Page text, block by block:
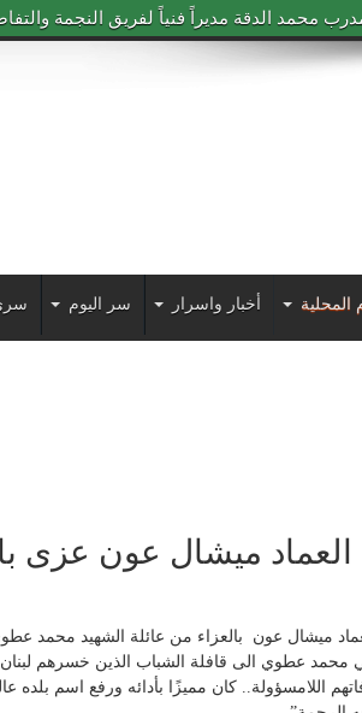
محمد الدقة مديراً فنياً لفريق النجمة
المحلية أخبار واسرار سر اليوم
العماد ميشال عون عزى
ميشال عون بالعزاء من عائلة الشهيد محمد
محمد عطوي الى قافلة الشباب الذين خسرهم
اللامسؤولة.. كان مميزًا بأدائه ورفع اسم بلده